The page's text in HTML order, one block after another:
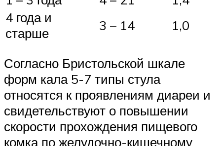
4 года и
старше
3 – 14 1,0
Согласно Бристольской шкале
форм кала 5-7 типы стула
относятся к проявлениям диареи и
свидетельствуют о повышении
скорости прохождения пищевого
комка по желудочно-кишечному